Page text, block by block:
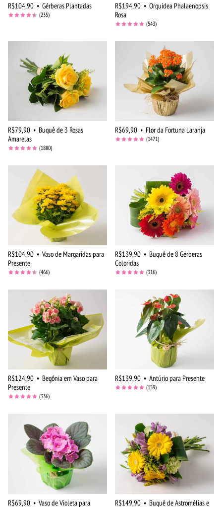
R$104,90 • Gérberas Plantadas
(235)
R$194,90 • Orquídea Phalaenopsis
Rosa
(543)
R$79,90 • Buquê de 3 Rosas
Amarelas
(1880)
R$69,90 • Flor da Fortuna Laranja
(1471)
R$104,90 • Vaso de Margaridas para
Presente
(466)
R$139,90 • Buquê de 8 Gérberas
Coloridas
(316)
R$124,90 • Begônia em Vaso para
Presente
(336)
R$139,90 • Antúrio para Presente
(159)
R$69,90 • Vaso de Violeta para
R$149,90 • Buquê de Astromélias e